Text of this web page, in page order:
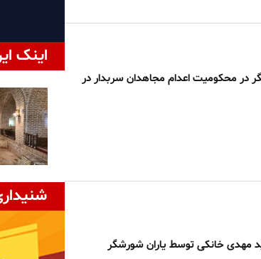
در محکومیت اعدام مجاهدان سربدار در
مهدی خانکی توسط یاران شورشگر
اینک